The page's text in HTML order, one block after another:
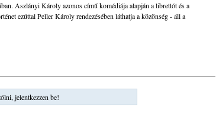
Aszlányi Károly azonos című komédiája alapján a librettót és a
ezúttal Peller Károly rendezésében láthatja a közönség - áll a
jelentkezzen be!